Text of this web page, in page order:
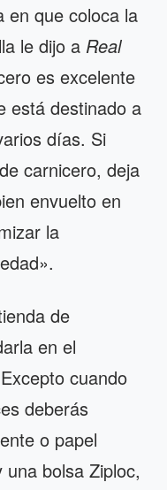
en que coloca la
le dijo a Real
es excelente
está destinado a
días. Si
carnicero, deja
envuelto en
la
de
en el
cuando
deberás
o papel
bolsa Ziploc,